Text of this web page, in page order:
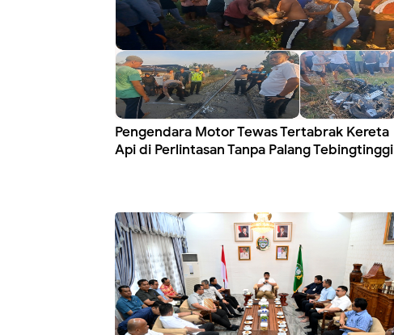
Pengendara Motor Tewas Tertabrak Kereta
Api di Perlintasan Tanpa Palang Tebingtinggi